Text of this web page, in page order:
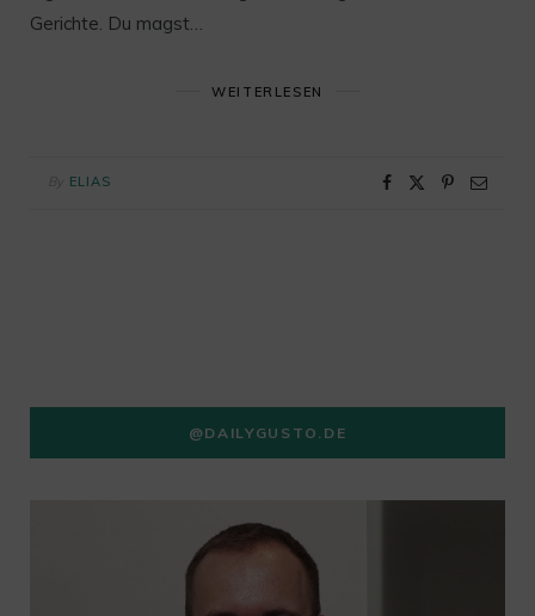
Gerichte. Du magst…
WEITERLESEN
ELIAS
@DAILYGUSTO.DE